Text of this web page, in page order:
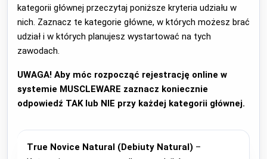
kategorii głównej przeczytaj poniższe kryteria udziału w
nich. Zaznacz te kategorie główne, w których możesz brać
udział i w których planujesz wystartować na tych
zawodach.
UWAGA! Aby móc rozpocząć rejestrację online w
systemie MUSCLEWARE zaznacz koniecznie
odpowiedź TAK lub NIE przy każdej kategorii głównej.
True Novice Natural (Debiuty Natural) –